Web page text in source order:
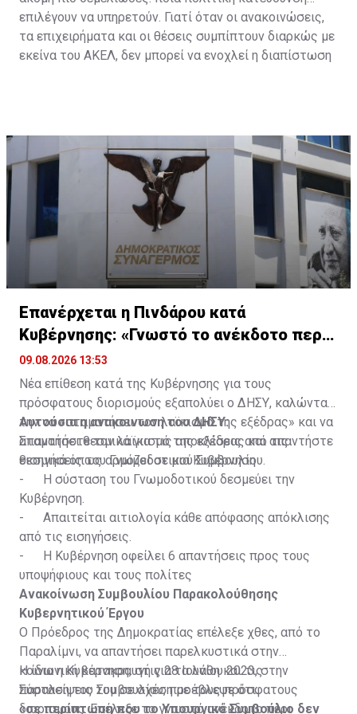
επιλέγουν να υπηρετούν. Γιατί όταν οι ανακοινώσεις,
τα επιχειρήματα και οι θέσεις συμπίπτουν διαρκώς με
εκείνα του ΑΚΕΛ, δεν μπορεί να ενοχλεί η διαπίστωση
Επανέρχεται η Πινδάρου κατά
Κυβέρνησης: «Γνωστό το ανέκδοτο περι
ΔΗΣΑΚΕΛ»
09.08.2026 13:53
Νέα επίθεση κατά της Κυβέρνησης για τους
πρόσφατους διορισμούς εξαπολύει ο ΔΗΣΥ, καλώντας
την να «σταματήσει τον λαϊκισμό της εξέδρας» και να
απαντήσει θεσμικά για τις αποκλίσεις από τις
εισηγήσεις του Γνωμοδοτικού Συμβουλίου.
Αυτούσια η ανακοινωση του ΔΗΣΥ:
Σταματήστε τον λαϊκισμό της εξέδρας και απαντήστε
θεσμικά όπως αρμόζει σε μια Κυβέρνηση
- Η σύσταση του Γνωμοδοτικού δεσμεύει την
Κυβέρνηση.
- Απαιτείται αιτιολογία κάθε απόφασης απόκλισης
από τις εισηγήσεις.
- Η Κυβέρνηση οφείλει 6 απαντήσεις προς τους
υποψήφιους και τους πολίτες
Ανακοίνωση Συμβουλίου Παρακολούθησης
Κυβερνητικού Έργου
Ο Πρόεδρος της Δημοκρατίας επέλεξε χθες, από το
Παραλίμνι, να απαντήσει παρελκυστικά στην
κοινωνική κατακραυγή για τα λάθη και τις
παραλείψεις του σε σχέση με τους πρόσφατους
διορισμους. Επέλεξε το γνωστό ανέκδοτο περι
Η ίδια η Κυβέρνηση, στις 28 Ιουνίου 2023, στην
Σύσταση του Συμβουλίου, προέβλεψε ότι:
«σε περίπτωση που το Υπουργικό Συμβούλιο δεν